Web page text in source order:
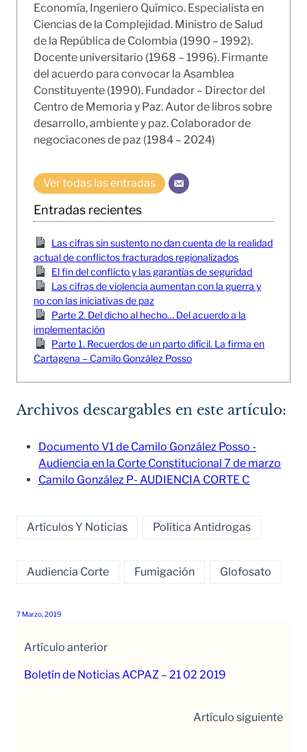
Economía, Ingeniero Químico. Especialista en
Ciencias de la Complejidad. Ministro de Salud
de la República de Colombia (1990 – 1992).
Docente universitario (1968 – 1996). Firmante
del acuerdo para convocar la Asamblea
Constituyente (1990). Fundador – Director del
Centro de Memoria y Paz. Autor de libros sobre
desarrollo, ambiente y paz. Colaborador de
negociacones de paz (1984 – 2024)
Ver todas las entradas
Entradas recientes
Las cifras sin sustento no dan cuenta de la realidad
actual de conflictos fracturados regionalizados
El fin del conflicto y las garantías de seguridad
Las cifras de violencia aumentan con la guerra y
no con las iniciativas de paz
Parte 2. Del dicho al hecho… Del acuerdo a la
implementación
Parte 1. Recuerdos de un parto difícil. La firma en
Cartagena – Camilo González Posso
Archivos descargables en este artículo:
Documento V1 de Camilo González Posso -
Audiencia en la Corte Constitucional 7 de marzo
Camilo González P- AUDIENCIA CORTE C
Artículos Y Noticias Política Antidrogas
Audiencia Corte Fumigación Glofosato
7 Marzo, 2019
Artículo anterior
Boletín de Noticias ACPAZ – 21 02 2019
Artículo siguiente